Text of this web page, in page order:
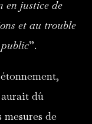
en justice de
et au trouble
”.
dû
de